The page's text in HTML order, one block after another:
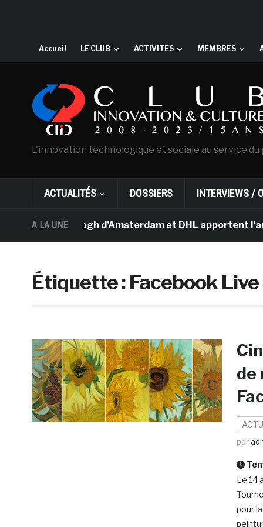
Accueil LE CLUB ACTIVITES MEMBRES
L'innovation technologique et sociale au service
ACTUALITÉS DOSSIERS INTERVIEWS /
A LA UNE
Van Gogh d’Amsterdam et DHL apportent l’art
Étiquette :Facebook Live
de
par
Le 14
pour